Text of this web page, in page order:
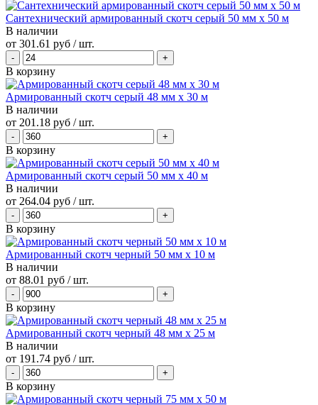
Сантехнический армированный скотч серый 50 мм х 50 м
В наличии
от 301.61 руб / шт.
В корзину
Армированный скотч серый 48 мм х 30 м
В наличии
от 201.18 руб / шт.
В корзину
Армированный скотч серый 50 мм х 40 м
В наличии
от 264.04 руб / шт.
В корзину
Армированный скотч черный 50 мм х 10 м
В наличии
от 88.01 руб / шт.
В корзину
Армированный скотч черный 48 мм х 25 м
В наличии
от 191.74 руб / шт.
В корзину